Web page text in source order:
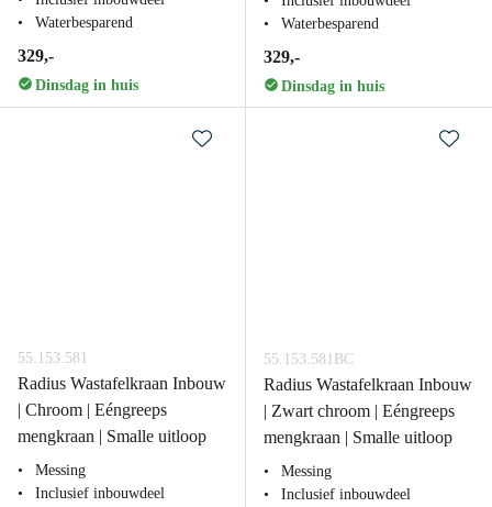
Waterbesparend
329,-
Dinsdag in huis
Waterbesparend
329,-
Dinsdag in huis
55.153.581
Radius Wastafelkraan Inbouw
| Chroom | Eéngreeps
mengkraan | Smalle uitloop
Messing
Inclusief inbouwdeel
55.153.581BC
Radius Wastafelkraan Inbouw
| Zwart chroom | Eéngreeps
mengkraan | Smalle uitloop
Messing
Inclusief inbouwdeel